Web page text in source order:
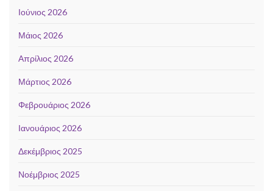
Ιούνιος 2026
Μάιος 2026
Απρίλιος 2026
Μάρτιος 2026
Φεβρουάριος 2026
Ιανουάριος 2026
Δεκέμβριος 2025
Νοέμβριος 2025